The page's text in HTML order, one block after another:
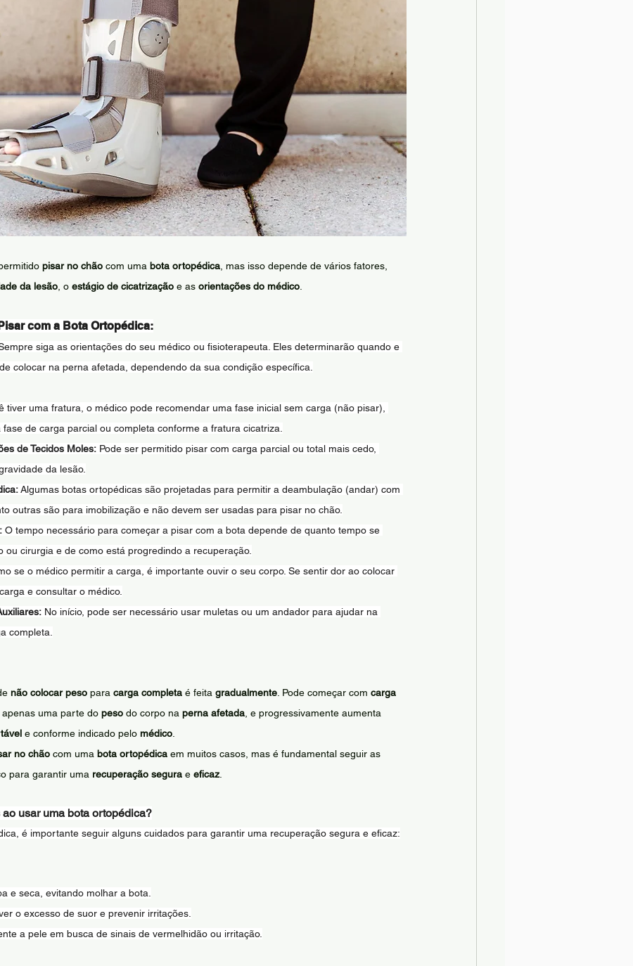
pisar no chão com uma bota ortopédica, mas isso depende de vários fatores,
da lesão, o estágio de cicatrização e as orientações do médico.
com a Bota Ortopédica:
siga as orientações do seu médico ou fisioterapeuta. Eles determinarão quando e
colocar na perna afetada, dependendo da sua condição específica.
tiver uma fratura, o médico pode recomendar uma fase inicial sem carga (não pisar),
de carga parcial ou completa conforme a fratura cicatriza.
de Tecidos Moles: Pode ser permitido pisar com carga parcial ou total mais cedo,
da lesão.
Algumas botas ortopédicas são projetadas para permitir a deambulação (andar) com
outras são para imobilização e não devem ser usadas para pisar no chão.
O tempo necessário para começar a pisar com a bota depende de quanto tempo se
ou cirurgia e de como está progredindo a recuperação.
se o médico permitir a carga, é importante ouvir o seu corpo. Se sentir dor ao colocar
e consultar o médico.
No início, pode ser necessário usar muletas ou um andador para ajudar na
completa.
não colocar peso para carga completa é feita gradualmente. Pode começar com carga
uma parte do peso do corpo na perna afetada, e progressivamente aumenta
e conforme indicado pelo médico.
no chão com uma bota ortopédica em muitos casos, mas é fundamental seguir as
para garantir uma recuperação segura e eficaz.
usar uma bota ortopédica?
é importante seguir alguns cuidados para garantir uma recuperação segura e eficaz:
e seca, evitando molhar a bota.
o excesso de suor e prevenir irritações.
a pele em busca de sinais de vermelhidão ou irritação.